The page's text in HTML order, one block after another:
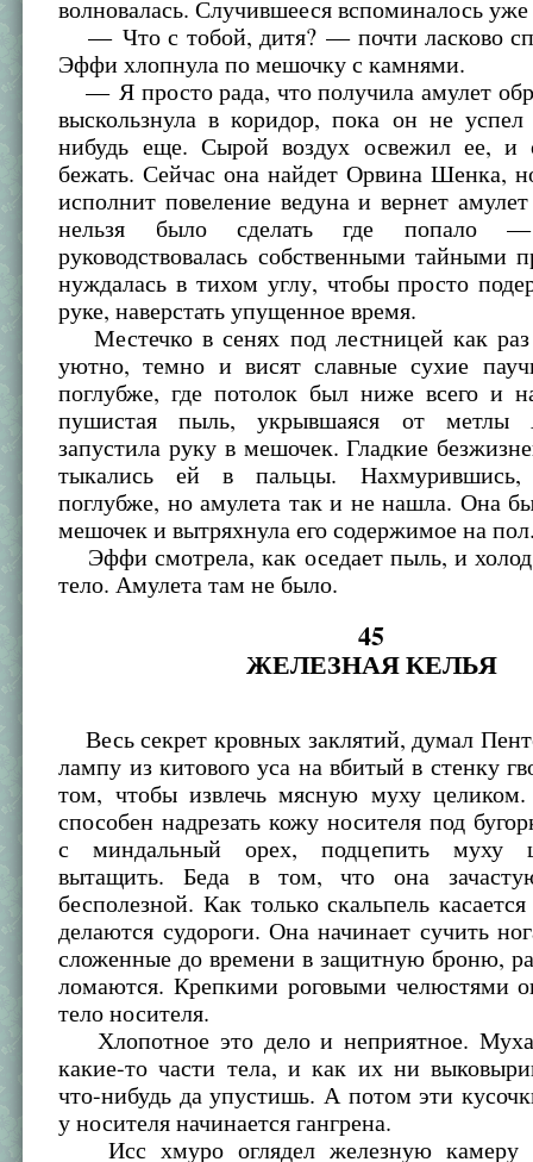
волновалась. Случившееся вспоминалось
— Что с тобой, дитя? — почти ласково
Эффи хлопнула по мешочку с камнями.
— Я просто рада, что получила амулет
выскользнула в коридор, пока он не успел
нибудь еще. Сырой воздух освежил ее, и
бежать. Сейчас она найдет Орвина Шенка,
исполнит повеление ведуна и вернет
нельзя было сделать где
руководствовалась собственными тайными
нуждалась в тихом углу, чтобы просто
руке, наверстать упущенное время.
Местечко в сенях под лестницей как раз
уютно, темно и висят славные сухие
поглубже, где потолок был ниже всего и
пушистая пыль, укрывшаяся от
запустила руку в мешочек. Гладкие
тыкались ей в пальцы.
поглубже, но амулета так и не нашла. Она
мешочек и вытряхнула его содержимое на
Эффи смотрела, как оседает пыль, и
тело. Амулета там не было.
45
ЖЕЛЕЗНАЯ КЕЛЬЯ
Весь секрет кровных заклятий, думал
лампу из китового уса на вбитый в стенку
том, чтобы извлечь мясную муху
способен надрезать кожу носителя под
с миндальный орех, подцепить муху
вытащить. Беда в том, что она
бесполезной. Как только скальпель
делаются судороги. Она начинает сучить
сложенные до времени в защитную броню,
ломаются. Крепкими роговыми челюстями
тело носителя.
Хлопотное это дело и неприятное. Муха
какие-то части тела, и как их ни
что-нибудь да упустишь. А потом эти
у носителя начинается гангрена.
Исс хмуро оглядел железную камеру